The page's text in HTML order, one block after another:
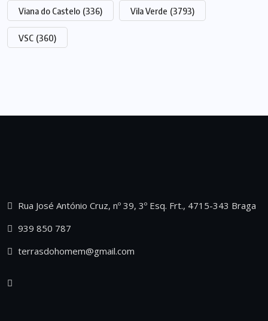
Viana do Castelo (336) Vila Verde (3793)
VSC (360)
Rua José António Cruz, nº 39, 3º Esq. Frt., 4715-343 Braga
939 850 787
terrasdohomem@gmail.com